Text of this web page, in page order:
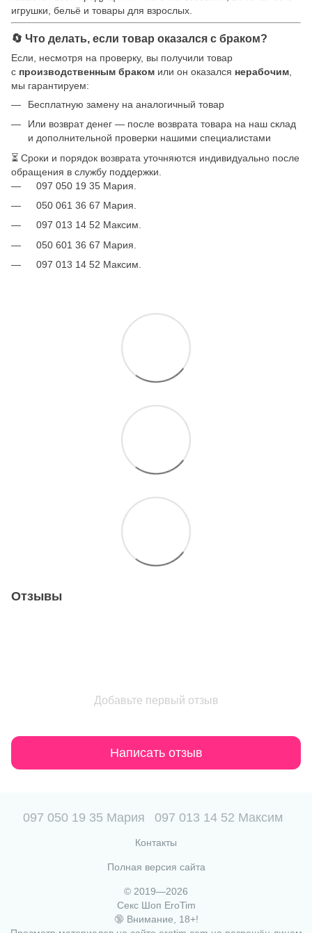
игрушки, бельё и товары для взрослых.
🔄 Что делать, если товар оказался с браком?
Если, несмотря на проверку, вы получили товар
с производственным браком или он оказался нерабочим
мы гарантируем:
Бесплатную замену на аналогичный товар
Или возврат денег — после возврата товара на наш склад
и дополнительной проверки нашими специалистами
⏳ Сроки и порядок возврата уточняются индивидуально после
обращения в службу поддержки.
097 050 19 35 Мария.
050 061 36 67 Мария.
097 013 14 52 Максим.
050 601 36 67 Мария.
097 013 14 52 Максим.
Отзывы
Добавьте первый отзыв
Написать отзыв
097 050 19 35 Мария 097 013 14 52 Максим
Контакты
Полная версия сайта
© 2019—2026
Секс Шоп EroTim
🔞 Внимание, 18+!